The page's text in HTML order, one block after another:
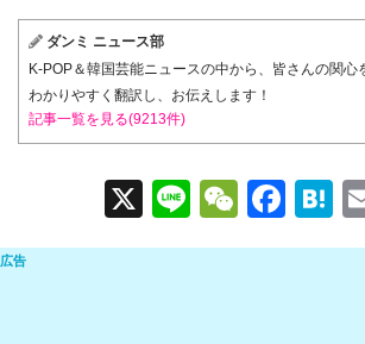
ダンミ ニュース部
K-POP＆韓国芸能ニュースの中から、皆さんの関心
わかりやすく翻訳し、お伝えします！
記事一覧を見る(9213件)
X
Li
n
W
e
F
a
H